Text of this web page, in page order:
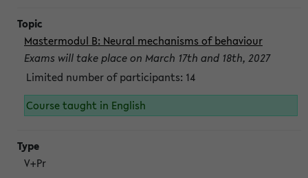
Mastermodul B: Neural mechanisms of behaviour
Exams will take place on March 17th and 18th, 2027
Limited number of participants: 14
Course taught in English
V+Pr